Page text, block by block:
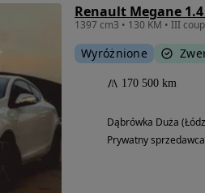
Renault Megane 1.4
1397 cm3 • 130 KM • III
Wyróżnione
170 500 km
Dąbrówka Duża
Prywatny